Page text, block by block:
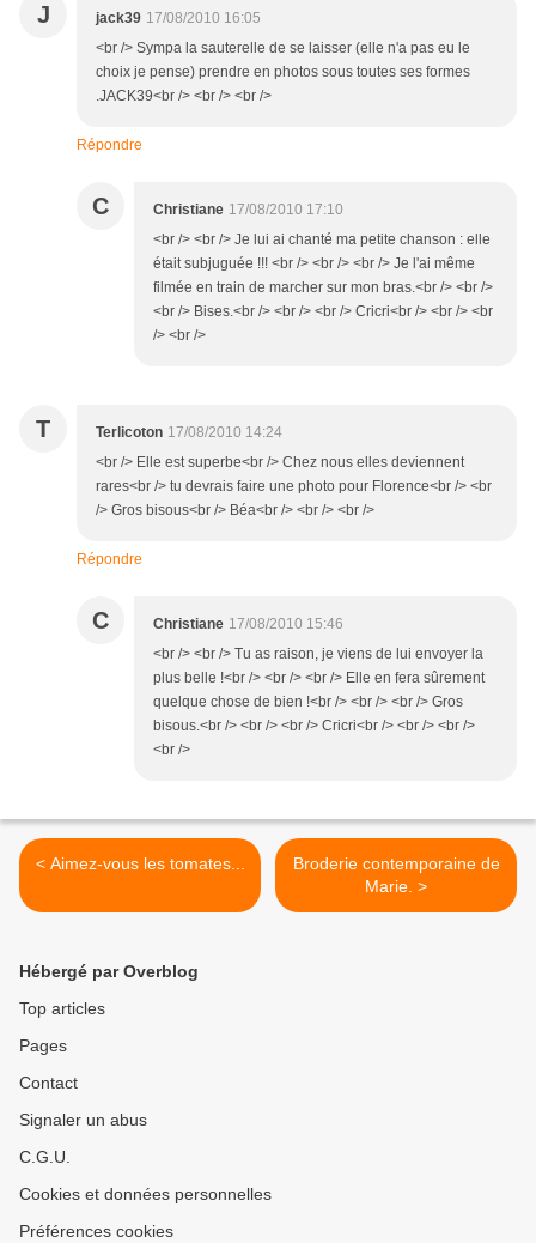
J jack39 17/08/2010 16:05
<br /> Sympa la sauterelle de se laisser (elle n'a pas eu le
choix je pense) prendre en photos sous toutes ses formes
.JACK39<br /> <br /> <br />
Répondre
C Christiane 17/08/2010 17:10
<br /> <br /> Je lui ai chanté ma petite chanson : elle
était subjuguée !!! <br /> <br /> <br /> Je l'ai même
filmée en train de marcher sur mon bras.<br /> <br />
<br /> Bises.<br /> <br /> <br /> Cricri<br /> <br /> <br
/> <br />
T Terlicoton 17/08/2010 14:24
<br /> Elle est superbe<br /> Chez nous elles deviennent
rares<br /> tu devrais faire une photo pour Florence<br /> <br
/> Gros bisous<br /> Béa<br /> <br /> <br />
Répondre
C Christiane 17/08/2010 15:46
<br /> <br /> Tu as raison, je viens de lui envoyer la
plus belle !<br /> <br /> <br /> Elle en fera sûrement
quelque chose de bien !<br /> <br /> <br /> Gros
bisous.<br /> <br /> <br /> Cricri<br /> <br /> <br />
<br />
< Aimez-vous les tomates...
Broderie contemporaine de
Marie. >
Hébergé par Overblog
Top articles
Pages
Contact
Signaler un abus
C.G.U.
Cookies et données personnelles
Préférences cookies